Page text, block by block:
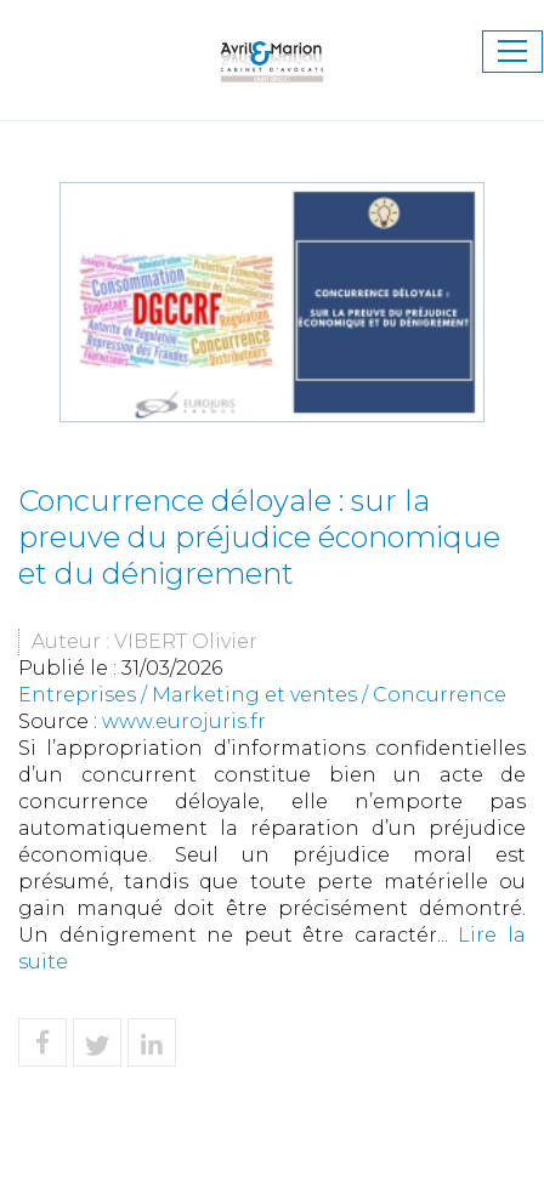
Concurrence déloyale : sur la
preuve du préjudice économique
et du dénigrement
Auteur : VIBERT Olivier
Publié le : 31/03/2026
Entreprises / Marketing et ventes / Concurrence
Source : www.eurojuris.fr
Si l’appropriation d’informations confidentielles
d’un concurrent constitue bien un acte de
concurrence déloyale, elle n’emporte pas
automatiquement la réparation d’un préjudice
économique. Seul un préjudice moral est
présumé, tandis que toute perte matérielle ou
gain manqué doit être précisément démontré.
Un dénigrement ne peut être caractér...
Lire la
suite